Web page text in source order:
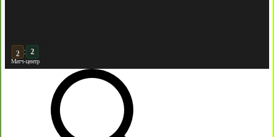
3 :
Матч-центр